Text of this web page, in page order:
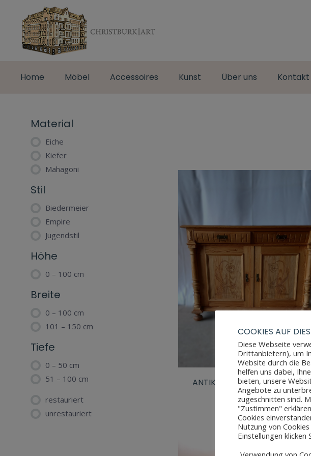
Home Möbel Accessoires Kunst Über uns Kontakt
ANTIKE JUGENDSTIL
Material
Eiche
Kiefer
Mahagoni
Stil
Biedermeier
Empire
Jugendstil
Höhe
0 – 100 cm
Breite
0 – 100 cm
101 – 150 cm
Tiefe
0 – 50 cm
51 – 100 cm
restauriert
unrestauriert
COOKIES AUF
Diese Webseite
Drittanbietern), um
Website durch die
helfen uns dabei,
bieten, unsere
Angebote zu
zugeschnitten sind.
"Zustimmen"
Cookies
Nutzung von
Einstellungen